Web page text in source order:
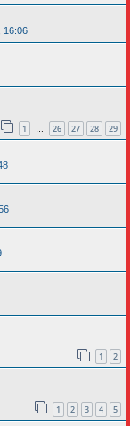
16:06
1 … 26 27 28 29
1 2
1 2 3 4 5